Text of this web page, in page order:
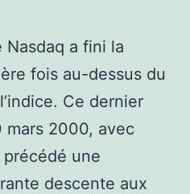
a fini la
fois au-dessus du
Ce dernier
2000, avec
une
descente aux